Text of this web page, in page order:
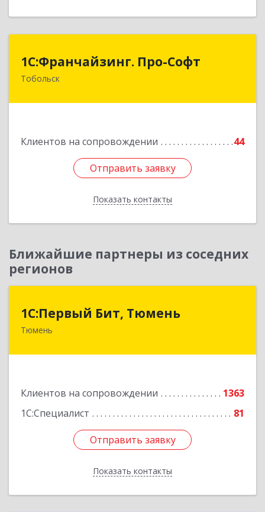
1С:Франчайзинг. Про-Софт
Тобольск
Клиентов на сопровождении 44
Отправить заявку
Показать контакты
1С:Франчайзинг. Про-Софт
626150, Тюменская обл, Тобольск г, Малая
Отправить заявку
Назад
Ближайшие партнеры из соседних
регионов
1С:Первый Бит, Тюмень
Тюмень
Клиентов на сопровождении
1363
1С:Специалист
81
Отправить заявку
Показать контакты
1С:Первый Бит, Тюмень
625000, Тюменская обл, Тюмень г, Республики
Отправить заявку
Назад